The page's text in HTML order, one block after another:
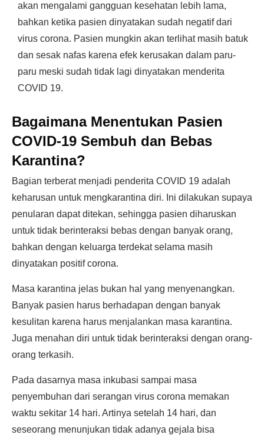
akan mengalami gangguan kesehatan lebih lama,
bahkan ketika pasien dinyatakan sudah negatif dari
virus corona. Pasien mungkin akan terlihat masih batuk
dan sesak nafas karena efek kerusakan dalam paru-
paru meski sudah tidak lagi dinyatakan menderita
COVID 19.
Bagaimana Menentukan Pasien
COVID-19 Sembuh dan Bebas
Karantina?
Bagian terberat menjadi penderita COVID 19 adalah
keharusan untuk mengkarantina diri. Ini dilakukan supaya
penularan dapat ditekan, sehingga pasien diharuskan
untuk tidak berinteraksi bebas dengan banyak orang,
bahkan dengan keluarga terdekat selama masih
dinyatakan positif corona.
Masa karantina jelas bukan hal yang menyenangkan.
Banyak pasien harus berhadapan dengan banyak
kesulitan karena harus menjalankan masa karantina.
Juga menahan diri untuk tidak berinteraksi dengan orang-
orang terkasih.
Pada dasarnya masa inkubasi sampai masa
penyembuhan dari serangan virus corona memakan
waktu sekitar 14 hari. Artinya setelah 14 hari, dan
seseorang menunjukan tidak adanya gejala bisa